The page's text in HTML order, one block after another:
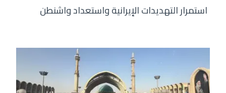
استمرار التهديدات الإيرانية واستعداد واشنطن